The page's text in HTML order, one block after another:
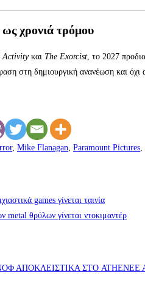
χρονιά τρόμου
Activityκαι The Exorcist , το 2027
στη δημιουργική ανανέωση και όχι
, Mike Flanagan Paramount Pictures
games γίνεται ταινία
metal θρύλων γίνεται ντοκιμαντέρ